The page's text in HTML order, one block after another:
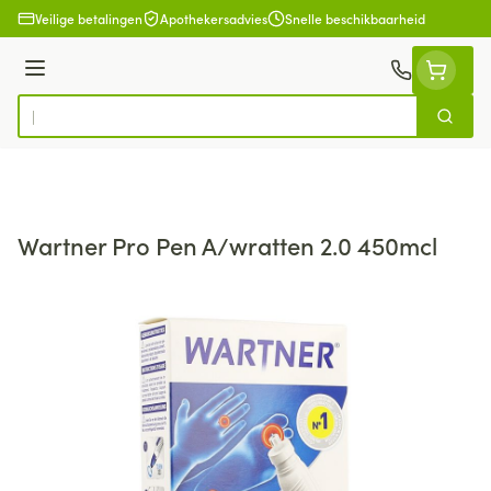
Ga naar de inhoud
Veilige betalingen Apothekersadvies Snelle beschikbaarheid
Menu
Product, merk, categorie...
Zoek
Wartner Pro Pen A/wratten 2.0 450mcl